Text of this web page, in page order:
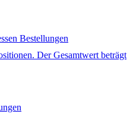
Bestellungen
Der Gesamtwert beträgt